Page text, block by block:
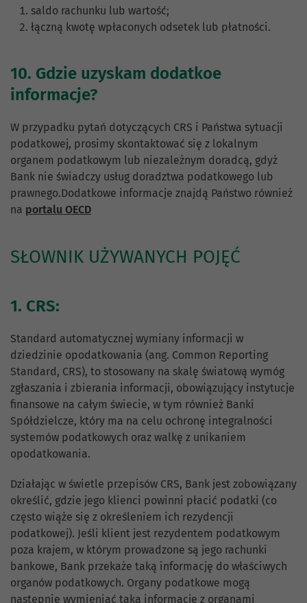
saldo rachunku lub wartość;
łączną kwotę wpłaconych odsetek lub płatności.
10. Gdzie uzyskam dodatkoe
informacje?
W przypadku pytań dotyczących CRS i Państwa sytuacji
podatkowej, prosimy skontaktować się z lokalnym
organem podatkowym lub niezależnym doradcą, gdyż
Bank nie świadczy usług doradztwa podatkowego lub
prawnego.Dodatkowe informacje znajdą Państwo również
na portalu OECD
SŁOWNIK UŻYWANYCH POJĘĆ
1. CRS:
Standard automatycznej wymiany informacji w
dziedzinie opodatkowania (ang. Common Reporting
Standard, CRS), to stosowany na skalę światową wymóg
zgłaszania i zbierania informacji, obowiązujący instytucje
finansowe na całym świecie, w tym również Banki
Spółdzielcze, który ma na celu ochronę integralności
systemów podatkowych oraz walkę z unikaniem
opodatkowania.
Działając w świetle przepisów CRS, Bank jest zobowiązany
określić, gdzie jego klienci powinni płacić podatki (co
często wiąże się z określeniem ich rezydencji
podatkowej). Jeśli klient jest rezydentem podatkowym
poza krajem, w którym prowadzone są jego rachunki
bankowe, Bank przekaże taką informację do właściwych
organów podatkowych. Organy podatkowe mogą
następnie wymieniać taką informację z organami